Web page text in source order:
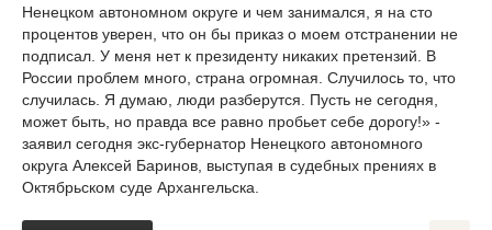
Ненецком автономном округе и чем занимался, я на сто
процентов уверен, что он бы приказ о моем отстранении не
подписал. У меня нет к президенту никаких претензий. В
России проблем много, страна огромная. Случилось то, что
случилась. Я думаю, люди разберутся. Пусть не сегодня,
может быть, но правда все равно пробьет себе дорогу!» -
заявил сегодня экс-губернатор Ненецкого автономного
округа Алексей Баринов, выступая в судебных прениях в
Октябрьском суде Архангельска.